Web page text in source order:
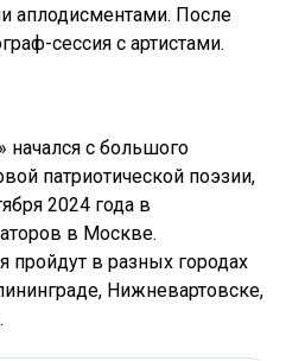
аплодисментами. После
сессия с артистами.
начался с большого
патриотической поэзии,
2024 года в
в Москве.
в разных городах
Нижневартовске,